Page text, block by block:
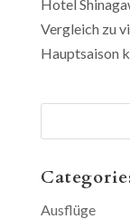
Hotel
Vergleich zu
Hauptsaison
Ausflüge